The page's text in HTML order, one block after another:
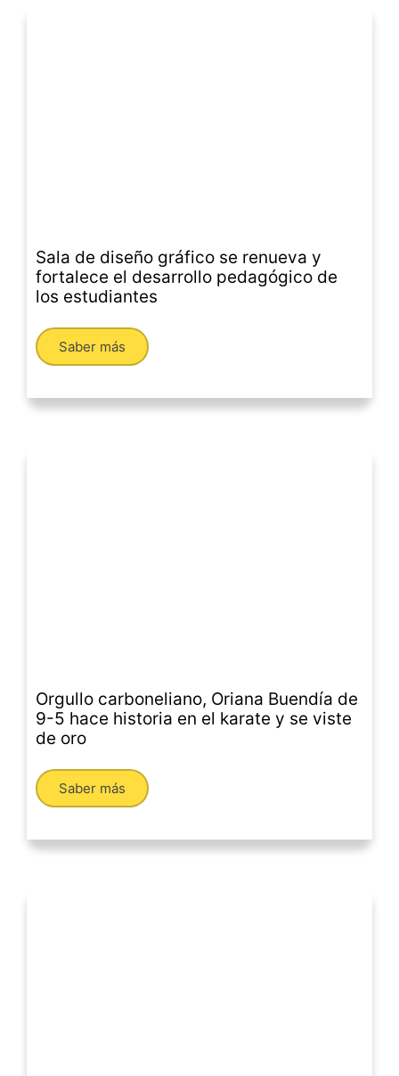
Sala de diseño gráfico se renueva y
fortalece el desarrollo pedagógico de
los estudiantes
Saber más
Orgullo carboneliano, Oriana Buendía de
9-5 hace historia en el karate y se viste
de oro
Saber más